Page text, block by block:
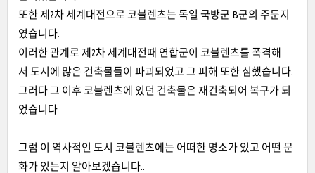
또한 제2차 세계대전으로 코블렌츠는 독일 국방군 B군의 주둔지
였습니다.
이러한 관계로 제2차 세계대전때 연합군이 코블렌츠를 폭격해
서 도시에 많은 건축물들이 파괴되었고 그 피해 또한 심했습니다.
그러다 그 이후 코블렌츠에 있던 건축물은 재건축되어 복구가 되
었습니다
그럼 이 역사적인 도시 코블렌츠에는 어떠한 명소가 있고 어떤 문
화가 있는지 알아보겠습니다..